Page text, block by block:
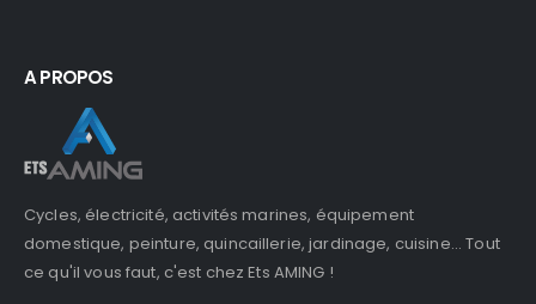
A PROPOS
Cycles, électricité, activités marines, équipement
domestique, peinture, quincaillerie, jardinage, cuisine... Tout
ce qu'il vous faut, c'est chez Ets AMING !